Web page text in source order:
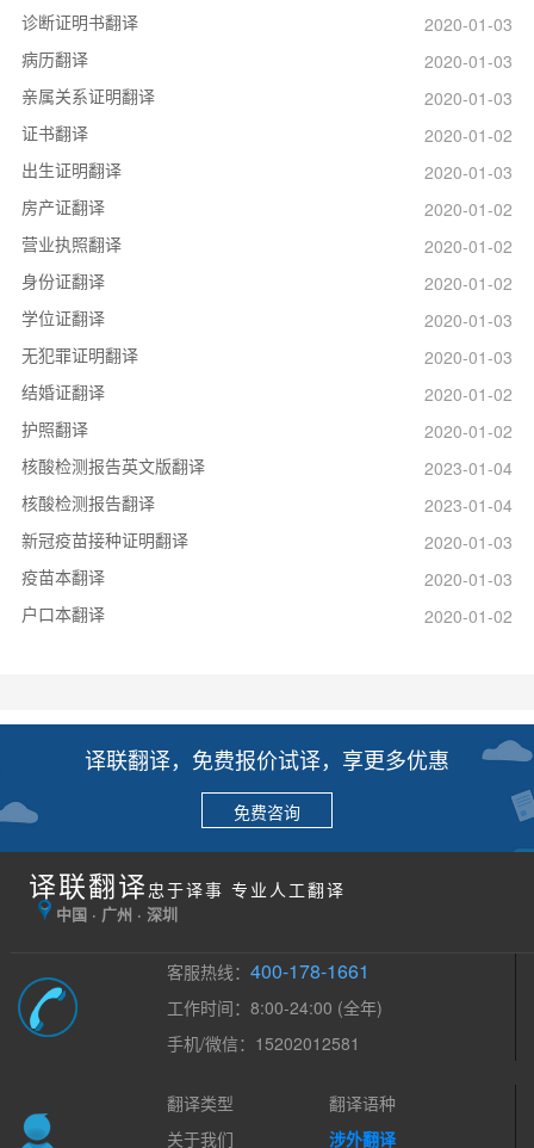
诊断证明书翻译
2020-01-03
病历翻译
2020-01-03
亲属关系证明翻译
2020-01-03
证书翻译
2020-01-02
出生证明翻译
2020-01-03
房产证翻译
2020-01-02
营业执照翻译
2020-01-02
身份证翻译
2020-01-02
学位证翻译
2020-01-03
无犯罪证明翻译
2020-01-03
结婚证翻译
2020-01-02
护照翻译
2020-01-02
核酸检测报告英文版翻译
2023-01-04
核酸检测报告翻译
2023-01-04
新冠疫苗接种证明翻译
2020-01-03
疫苗本翻译
2020-01-03
户口本翻译
2020-01-02
译联翻译，免费报价试译，享更多优惠
免费咨询
译联翻译 忠于译事 专业人工翻译
中国 · 广州 · 深圳
客服热线：400-178-1661
工作时间：8:00-24:00 (全年)
手机/微信：15202012581
翻译类型
翻译语种
关于我们
涉外翻译